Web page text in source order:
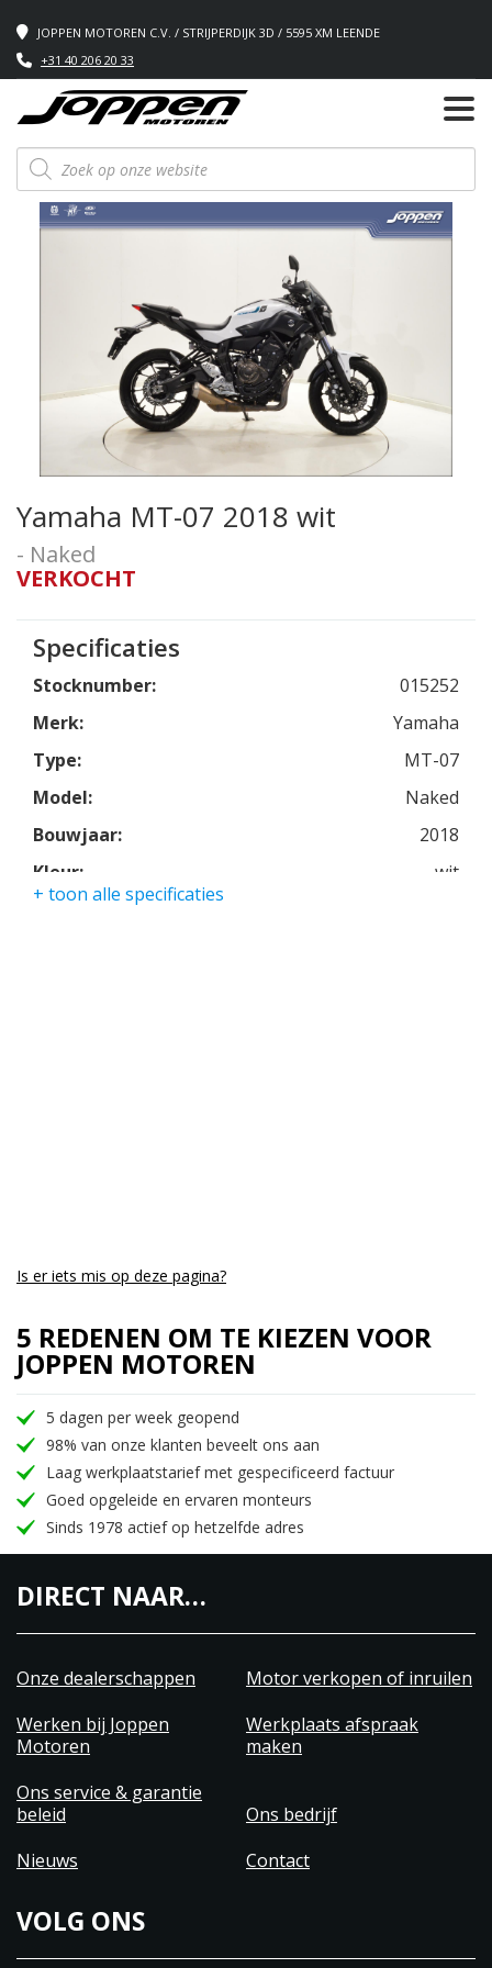
JOPPEN MOTOREN C.V. / STRIJPERDIJK 3D / 5595 XM LEENDE
+31 40 206 20 33
Producten
zoeken
Yamaha MT-07 2018 wit
- Naked
VERKOCHT
Specificaties
Stocknumber:
015252
Merk:
Yamaha
Type:
MT-07
Model:
Naked
Bouwjaar:
2018
Kleur:
wit
+ toon alle specificaties
Is er iets mis op deze pagina?
5 REDENEN OM TE KIEZEN VOOR
JOPPEN MOTOREN
5 dagen per week geopend
98% van onze klanten beveelt ons aan
Laag werkplaatstarief met gespecificeerd factuur
Goed opgeleide en ervaren monteurs
Sinds 1978 actief op hetzelfde adres
DIRECT NAAR…
Onze dealerschappen
Motor verkopen of inruilen
Werken bij Joppen
Motoren
Werkplaats afspraak
maken
Ons service & garantie
beleid
Ons bedrijf
Nieuws
Contact
VOLG ONS